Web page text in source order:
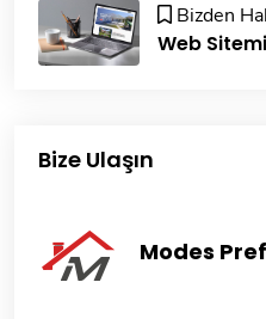
Bizden
Web
Bize Ulaşın
Modes